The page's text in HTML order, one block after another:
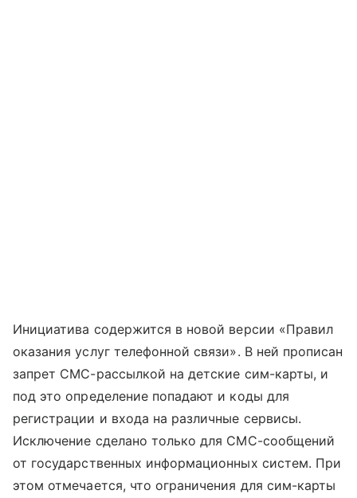
Инициатива содержится в новой версии «Правил
оказания услуг телефонной связи». В ней прописан
запрет СМС-рассылкой на детские сим-карты, и
под это определение попадают и коды для
регистрации и входа на различные сервисы.
Исключение сделано только для СМС-сообщений
от государственных информационных систем. При
этом отмечается, что ограничения для сим-карты